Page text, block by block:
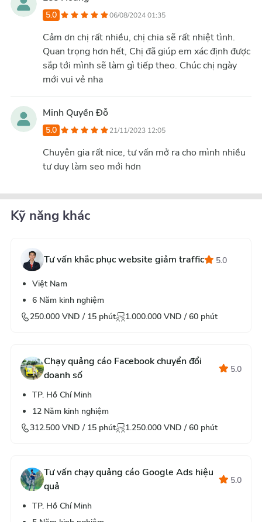
5.0 06/08/2024 01:35
Cảm ơn chị rất nhiều, chị chia sẽ rất nhiệt tình.
Quan trọng hơn hết, Chị đã giúp em xác định được
sắp tới mình sẽ làm gì tiếp theo. Chúc chị ngày
mới vui vẻ nha
Minh Quyền Đỗ
5.0 21/11/2023 12:05
Chuyên gia rất nice, tư vấn mở ra cho mình nhiều
tư duy làm seo mới hơn
Kỹ năng khác
Tư vấn khắc phục website giảm traffic 5.0
Việt Nam
6 Năm kinh nghiệm
250.000 VND / 15 phút 1.000.000 VND /60 phút
Chạy quảng cáo Facebook chuyển đổi
doanh số
5.0
TP. Hồ Chí Minh
12 Năm kinh nghiệm
312.500 VND / 15 phút 1.250.000 VND /60 phút
Tư vấn chạy quảng cáo Google Ads hiệu
quả
5.0
TP. Hồ Chí Minh